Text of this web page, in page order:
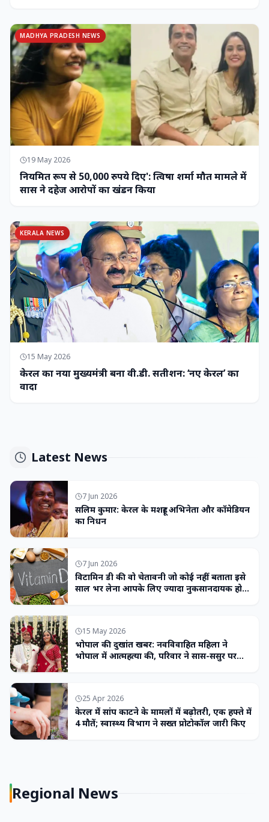
MADHYA PRADESH NEWS
19 May 2026
नियमित रूप से 50,000 रुपये दिए': त्विषा शर्मा मौत मामले में
सास ने दहेज आरोपों का खंडन किया
KERALA NEWS
15 May 2026
केरल का नया मुख्यमंत्री बना वी.डी. सतीशन: ‘नए केरल’ का
वादा
Latest News
7 Jun 2026
सलिम कुमार: केरल के मशहूर अभिनेता और कॉमेडियन
का निधन
7 Jun 2026
विटामिन डी की वो चेतावनी जो कोई नहीं बताता इसे
साल भर लेना आपके लिए ज्यादा नुकसानदायक हो
15 May 2026
भोपाल की दुखांत खबर: नवविवाहित महिला ने
भोपाल में आत्महत्या की, परिवार ने सास-ससुर पर
25 Apr 2026
केरल में सांप काटने के मामलों में बढ़ोतरी, एक हफ्ते में
4 मौतें; स्वास्थ्य विभाग ने सख्त प्रोटोकॉल जारी किए
Regional News